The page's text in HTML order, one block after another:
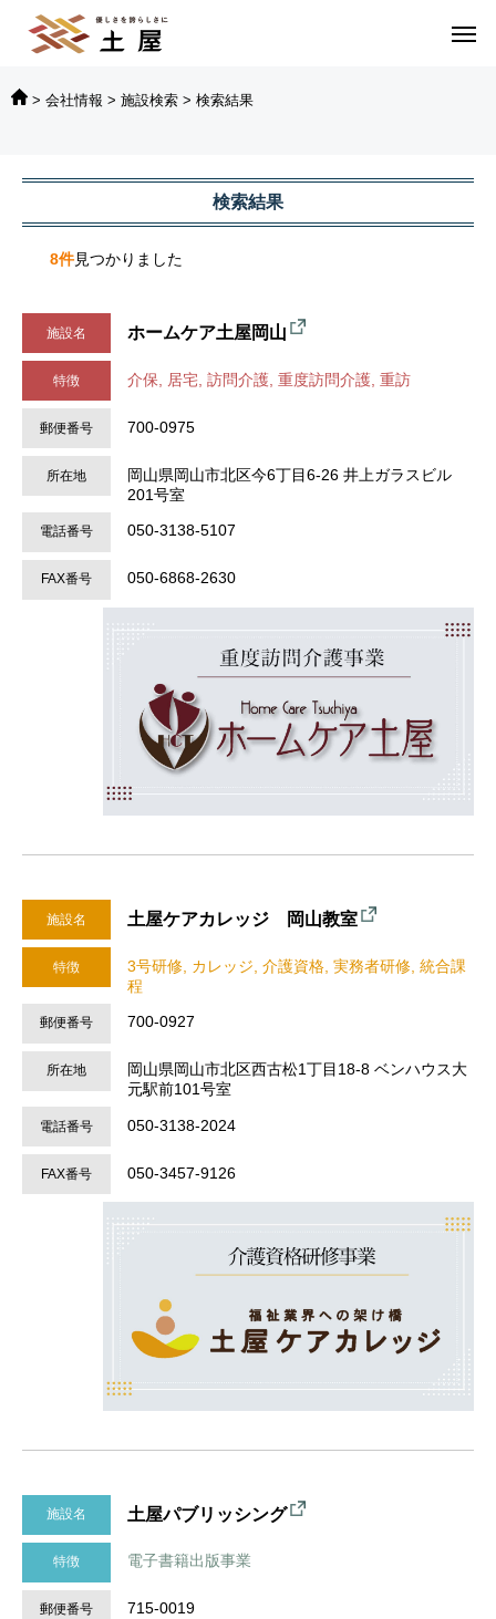
> 会社情報 > 施設検索 > 検索結果
ホームケア土屋岡山
検索結果
8件見つかりました
施設名 ホームケア土屋岡山
特徴 介保, 居宅, 訪問介護, 重度訪問介護, 重訪
郵便番号 700-0975
所在地
岡山県岡山市北区今6丁目6-26 井上ガラスビル
201号室
電話番号 050-3138-5107
FAX番号 050-6868-2630
施設名 土屋ケアカレッジ 岡山教室
特徴
3号研修, カレッジ, 介護資格, 実務者研修, 統合課
程
郵便番号 700-0927
所在地
岡山県岡山市北区西古松1丁目18-8 ベンハウス大
元駅前101号室
電話番号 050-3138-2024
FAX番号 050-3457-9126
施設名 土屋パブリッシング
特徴 電子書籍出版事業
郵便番号 715-0019